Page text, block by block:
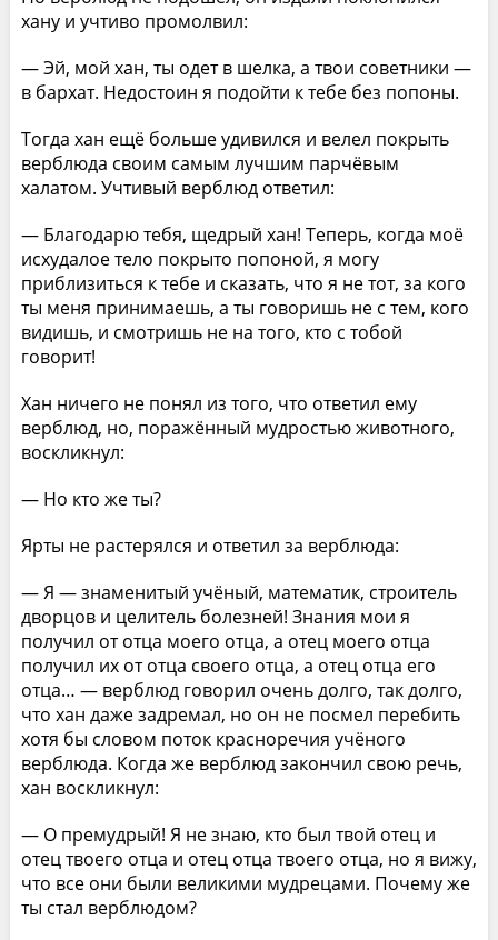
хану и учтиво промолвил:
— Эй, мой хан, ты одет в шелка, а твои советники —
в бархат. Недостоин я подойти к тебе без попоны.
Тогда хан ещё больше удивился и велел покрыть
верблюда своим самым лучшим парчёвым
халатом. Учтивый верблюд ответил:
— Благодарю тебя, щедрый хан! Теперь, когда моё
исхудалое тело покрыто попоной, я могу
приблизиться к тебе и сказать, что я не тот, за кого
ты меня принимаешь, а ты говоришь не с тем, кого
видишь, и смотришь не на того, кто с тобой
говорит!
Хан ничего не понял из того, что ответил ему
верблюд, но, поражённый мудростью животного,
воскликнул:
— Но кто же ты?
Ярты не растерялся и ответил за верблюда:
— Я — знаменитый учёный, математик, строитель
дворцов и целитель болезней! Знания мои я
получил от отца моего отца, а отец моего отца
получил их от отца своего отца, а отец отца его
отца… — верблюд говорил очень долго, так долго,
что хан даже задремал, но он не посмел перебить
хотя бы словом поток красноречия учёного
верблюда. Когда же верблюд закончил свою речь,
хан воскликнул:
— О премудрый! Я не знаю, кто был твой отец и
отец твоего отца и отец отца твоего отца, но я вижу,
что все они были великими мудрецами. Почему же
ты стал верблюдом?